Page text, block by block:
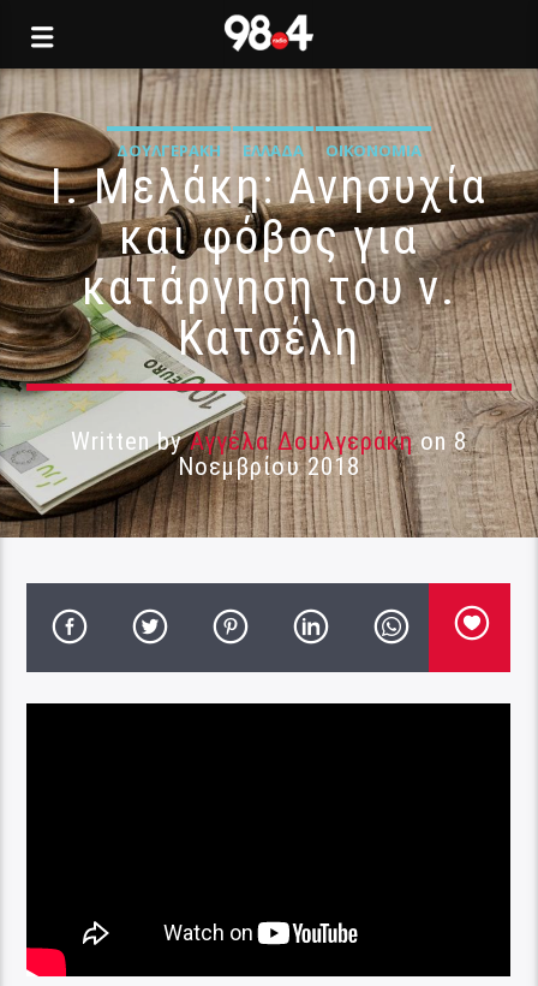
ΔΟΥΛΓΕΡΆΚΗ ΕΛΛΆΔΑ ΟΙΚΟΝΟΜΊΑ
Ι. Μελάκη: Ανησυχία
και φόβος για
κατάργηση του ν.
Κατσέλη
Written byΑγγέλα Δουλγεράκηon 8
Νοεμβρίου 2018